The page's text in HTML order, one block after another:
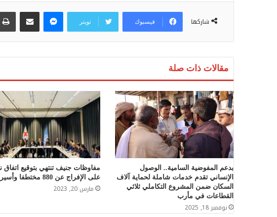
شاركها فيسبوك تويتر
مقالات ذات صلة
بدعم المفوضية السامية.. الوصول
الإنساني تقدم خدمات شاملة لحماية آلاف
السكان ضمن المشروع التكاملي ثلاثي
القطاعات في مأرب
نوفمبر 18, 2025
مفاوظات جنيف تنتهي بتوقيع
على الإفراج عن 880 مختطفا وأسيراً
مارس 20, 2023